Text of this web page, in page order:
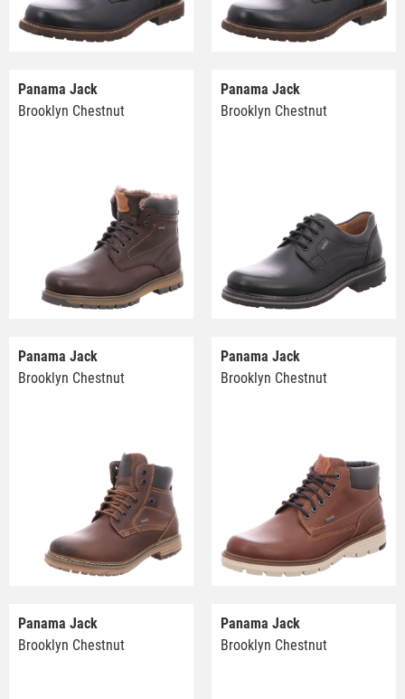
Panama Jack
Brooklyn Chestnut
Panama Jack
Brooklyn Chestnut
Panama Jack
Brooklyn Chestnut
Panama Jack
Brooklyn Chestnut
Panama Jack
Brooklyn Chestnut
Panama Jack
Brooklyn Chestnut